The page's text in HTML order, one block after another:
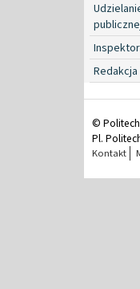
Redakcja
©
Pl.
Kontakt